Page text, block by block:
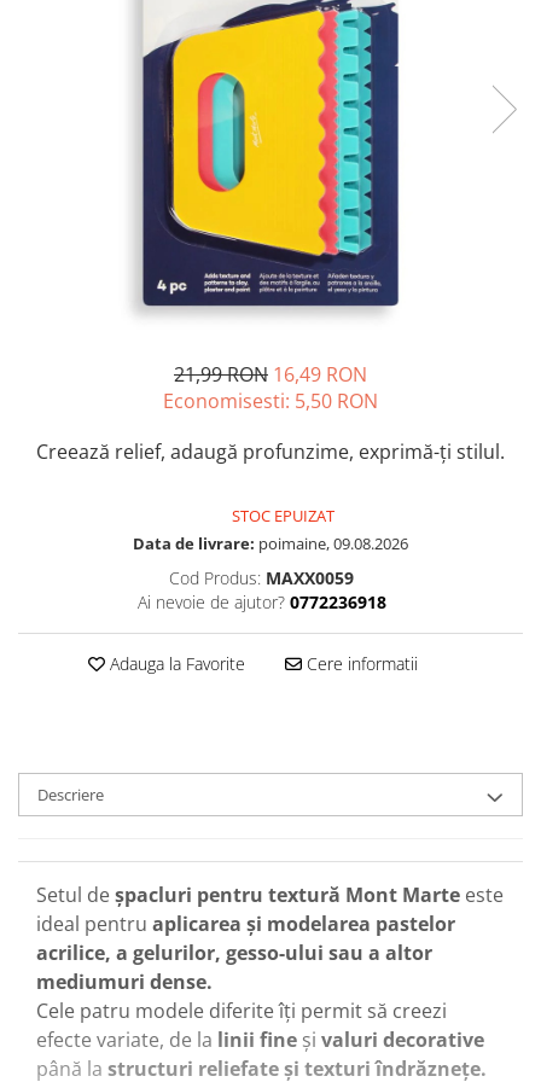
Palete și pahare pentru pictură
Pensule pentru acrilice
Pensule pentru acuarelă
Pensule pentru ulei
Șevalete
21,99 RON 16,49 RON
Economisesti: 5,50 RON
Creează relief, adaugă profunzime, exprimă-ți stilul.
STOC EPUIZAT
Data de livrare: poimaine, 09.08.2026
Cod Produs: MAXX0059
Ai nevoie de ajutor? 0772236918
Adauga la Favorite Cere informatii
Descriere
Setul deșpacluri pentru textură Mont Marte este
ideal pentru aplicarea și modelarea pastelor
acrilice, a gelurilor, gesso-ului sau a altor
mediumuri dense.
Cele patru modele diferite îți permit să creezi
efecte variate, de la linii fine și valuri decorative
până la structuri reliefate și texturi îndrăznețe.